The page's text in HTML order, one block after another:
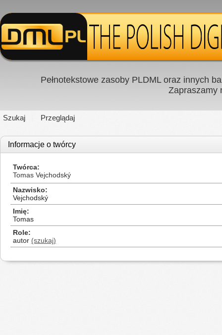
Pełnotekstowe zasoby PLDML oraz innych
Zapraszamy
Szukaj Przeglądaj
Informacje o twórcy
Twórca
Tomas Vejchodský
Nazwisko
Vejchodský
Imię
Tomas
Role
autor (szukaj)